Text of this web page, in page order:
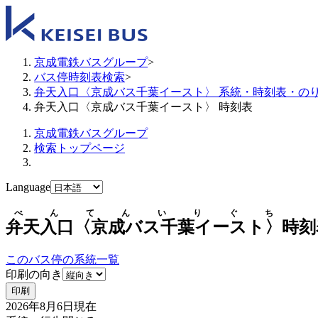
京成電鉄バスグループ>
バス停時刻表検索>
弁天入口〈京成バス千葉イースト〉 系統・時刻表・の
弁天入口〈京成バス千葉イースト〉 時刻表
京成電鉄バスグループ
検索トップページ
Language
弁天入口〈京成バス千葉イースト〉
べんてんいりぐち
時
このバス停の系統一覧
印刷の向き
印刷
2026年8月6日 現在